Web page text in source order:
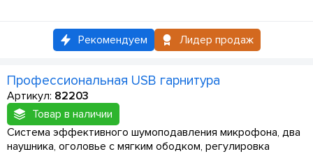
Рекомендуем Лидер продаж
Профессиональная USB гарнитура
Артикул: 82203
Товар в наличии
Система эффективного шумоподавления микрофона, два
наушника, оголовье с мягким ободком, регулировка